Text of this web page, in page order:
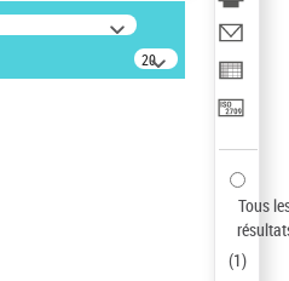
20
résultats/page
Tous
(1)